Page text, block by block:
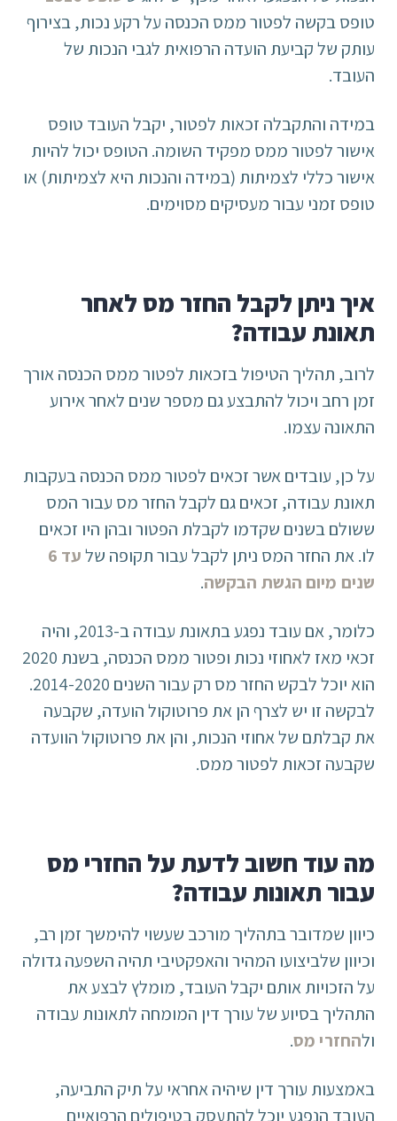
טופס בקשה לפטור ממס הכנסה על רקע נכות, בצירוף
עותק של קביעת הועדה הרפואית לגבי הנכות של
העובד.
במידה והתקבלה זכאות לפטור, יקבל העובד טופס
אישור לפטור ממס מפקיד השומה. הטופס יכול להיות
אישור כללי לצמיתות (במידה והנכות היא לצמיתות) או
טופס זמני עבור מעסיקים מסוימים.
איך ניתן לקבל החזר מס לאחר
תאונת עבודה?
לרוב, תהליך הטיפול בזכאות לפטור ממס הכנסה אורך
זמן רחב ויכול להתבצע גם מספר שנים לאחר אירוע
התאונה עצמו.
על כן, עובדים אשר זכאים לפטור ממס הכנסה בעקבות
תאונת עבודה, זכאים גם לקבל החזר מס עבור המס
ששולם בשנים שקדמו לקבלת הפטור ובהן היו זכאים
לו. את החזר המס ניתן לקבל עבור תקופה של
עד 6
שנים מיום הגשת הבקשה.
כלומר, אם עובד נפגע בתאונת עבודה ב-2013, והיה
זכאי מאז לאחוזי נכות ופטור ממס הכנסה, בשנת 2020
הוא יוכל לבקש החזר מס רק עבור השנים 2014-2020.
לבקשה זו יש לצרף הן את פרוטוקול הועדה, שקבעה
את קבלתם של אחוזי הנכות, והן את פרוטוקול הוועדה
שקבעה זכאות לפטור ממס.
מה עוד חשוב לדעת על החזרי מס
עבור תאונות עבודה?
כיוון שמדובר בתהליך מורכב שעשוי להימשך זמן רב,
וכיוון שלביצועו המהיר והאפקטיבי תהיה השפעה גדולה
על הזכויות אותם יקבל העובד, מומלץ לבצע את
התהליך בסיוע של עורך דין המומחה לתאונות עבודה
ולהחזרי מס.
באמצעות עורך דין שיהיה אחראי על תיק התביעה,
העובד הנפגע יוכל להתעסק בטיפולים הרפואיים